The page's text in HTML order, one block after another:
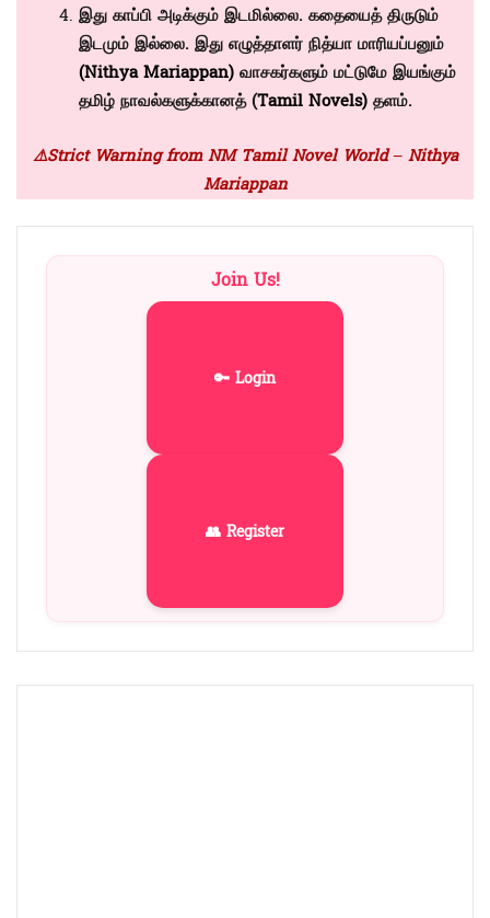
இது காப்பி அடிக்கும் இடமில்லை. கதையைத் திருடும்
இடமும் இல்லை. இது எழுத்தாளர் நித்யா மாரியப்பனும்
(Nithya Mariappan)வாசகர்களும் மட்டுமே இயங்கும்
தமிழ் நாவல்களுக்கானத் (Tamil Novels)தளம்.
⚠️Strict Warning from NM Tamil Novel World – Nithya
Mariappan
Join Us!
🔑 Login
👥 Register